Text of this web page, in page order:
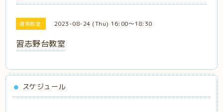
通常教室 2023-08-24 (Thu) 16:00～18:30
習志野台教室
スケジュール